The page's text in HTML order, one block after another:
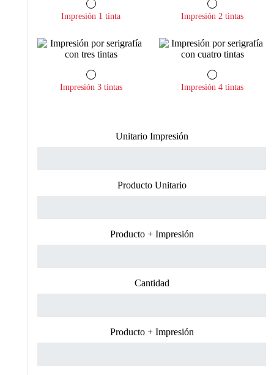
Impresión 1 tinta Impresión 2 tintas
Impresión 3 tintas Impresión 4 tintas
Unitario Impresión
Producto Unitario
Producto + Impresión
Cantidad
Producto + Impresión